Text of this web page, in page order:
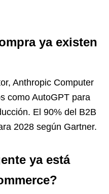
ya existen
Anthropic Computer
como AutoGPT para
El 90% del B2B
2028 según Gartner.
ya está